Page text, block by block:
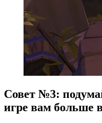
Совет №3:
игре вам больше